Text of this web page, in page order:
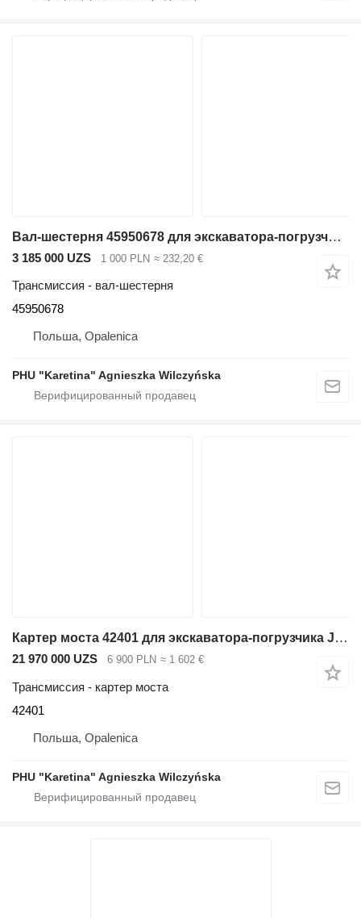
Вал-шестерня 45950678 для экскаватора-погрузчика JCB 3CX
3 185 000 UZS 1 000 PLN ≈ 232,20 €
Трансмиссия - вал-шестерня
45950678
Польша, Opalenica
PHU "Karetina" Agnieszka Wilczyńska
Картер моста 42401 для экскаватора-погрузчика JCB Jcb 3cx
21 970 000 UZS 6 900 PLN ≈ 1 602 €
Трансмиссия - картер моста
42401
Польша, Opalenica
PHU "Karetina" Agnieszka Wilczyńska